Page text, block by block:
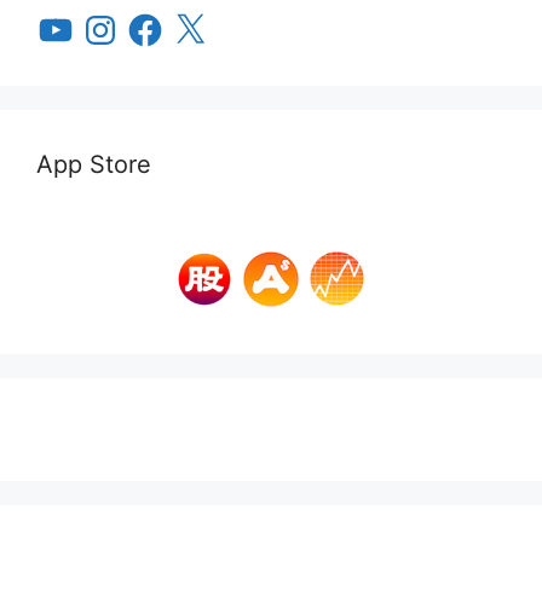
YouTubeInstagramFacebook
X
App Store